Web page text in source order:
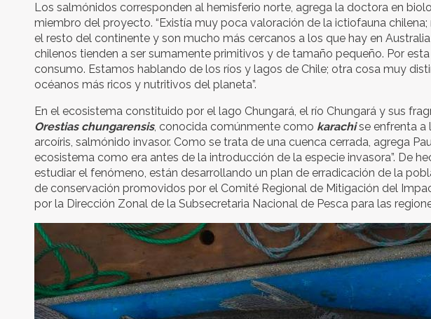
Los salmónidos corresponden al hemisferio norte, agrega la doctora en
miembro del proyecto. “Existía muy poca valoración de la ictiofauna
el resto del continente y son mucho más cercanos a los que hay en
chilenos tienden a ser sumamente primitivos y de tamaño pequeño. Por
consumo. Estamos hablando de los ríos y lagos de Chile; otra cosa muy
océanos más ricos y nutritivos del planeta”.
En el ecosistema constituido por el lago Chungará, el río Chungará y sus
Orestias chungarensis, conocida comúnmente como karachise enfrenta a
arcoíris, salmónido invasor. Como se trata de una cuenca cerrada, agrega
ecosistema como era antes de la introducción de la especie invasora”. De
estudiar el fenómeno, están desarrollando un plan de erradicación de la
de conservación promovidos por el Comité Regional de Mitigación del
por la Dirección Zonal de la Subsecretaria Nacional de Pesca para las